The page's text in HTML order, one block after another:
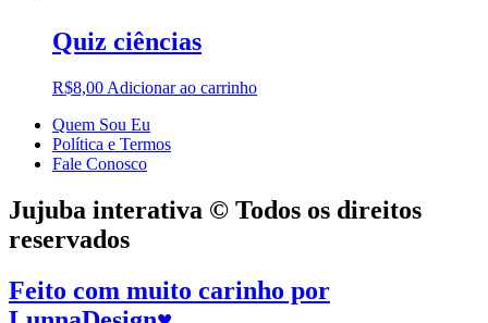
Quiz ciências
R$8,00 Adicionar ao carrinho
Quem Sou Eu
Política e Termos
Fale Conosco
Jujuba interativa © Todos os direitos
reservados
Feito com muito carinho por